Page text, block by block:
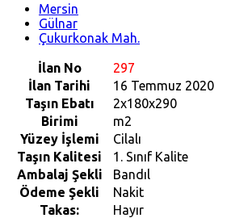
Mersin
Gülnar
Çukurkonak Mah.
İlan No
297
İlan Tarihi
16 Temmuz 2020
Taşın Ebatı
2x180x290
Birimi
m2
Yüzey İşlemi
Cilalı
Taşın Kalitesi
1. Sınıf Kalite
Ambalaj Şekli
Bandıl
Ödeme Şekli
Nakit
Takas:
Hayır